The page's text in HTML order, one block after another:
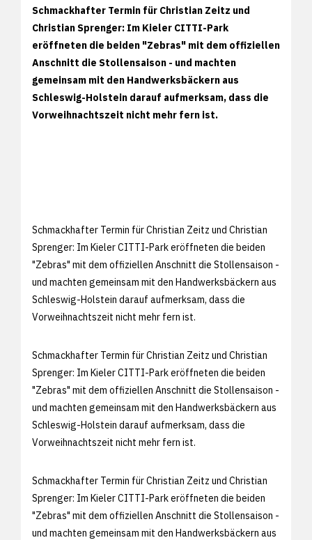
Schmackhafter Termin für Christian Zeitz und
Christian Sprenger: Im Kieler CITTI-Park
eröffneten die beiden "Zebras" mit dem offiziellen
Anschnitt die Stollensaison - und machten
gemeinsam mit den Handwerksbäckern aus
Schleswig-Holstein darauf aufmerksam, dass die
Vorweihnachtszeit nicht mehr fern ist.
Schmackhafter Termin für Christian Zeitz und Christian
Sprenger: Im Kieler CITTI-Park eröffneten die beiden
"Zebras" mit dem offiziellen Anschnitt die Stollensaison -
und machten gemeinsam mit den Handwerksbäckern aus
Schleswig-Holstein darauf aufmerksam, dass die
Vorweihnachtszeit nicht mehr fern ist.
Schmackhafter Termin für Christian Zeitz und Christian
Sprenger: Im Kieler CITTI-Park eröffneten die beiden
"Zebras" mit dem offiziellen Anschnitt die Stollensaison -
und machten gemeinsam mit den Handwerksbäckern aus
Schleswig-Holstein darauf aufmerksam, dass die
Vorweihnachtszeit nicht mehr fern ist.
Schmackhafter Termin für Christian Zeitz und Christian
Sprenger: Im Kieler CITTI-Park eröffneten die beiden
"Zebras" mit dem offiziellen Anschnitt die Stollensaison -
und machten gemeinsam mit den Handwerksbäckern aus